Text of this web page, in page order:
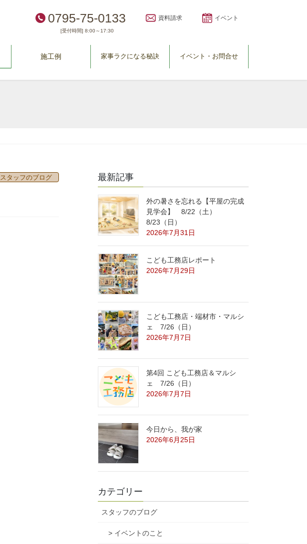
0795-75-0133
[受付時間] 8:00～17:30
資料請求 イベント
施工例 家事ラクになる秘訣 イベント・お問合せ
スタッフのブログ 最新記事
外の暑さを忘れる【平屋の完成
見学会】 8/22（土）
8/23（日）
2026年7月31日
こども工務店レポート
2026年7月29日
こども工務店・端材市・マルシ
ェ 7/26（日）
2026年7月7日
第4回 こども工務店＆マルシ
ェ 7/26（日）
2026年7月7日
今日から、我が家
2026年6月25日
カテゴリー
スタッフのブログ
> イベントのこと